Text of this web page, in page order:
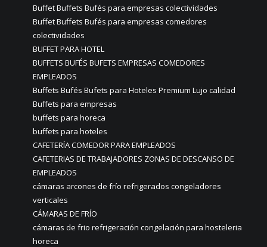
Buffet Buffets Bufés para empresas colectividades
Buffet Buffets Bufés para empresas comedores
colectividades
BUFFET PARA HOTEL
BUFFETS BUFÉS BUFETS EMPRESAS COMEDORES
EMPLEADOS
Buffets Bufés Bufets para Hoteles Premium Lujo calidad
Buffets para empresas
buffets para horeca
buffets para hoteles
CAFETERÍA COMEDOR PARA EMPLEADOS
CAFETERIAS DE TRABAJADORES ZONAS DE DESCANSO DE
EMPLEADOS
cámaras arcones de frío refrigerados congeladores
verticales
CÁMARAS DE FRÍO
cámaras de frio refrigeración congelación para hosteleria
horeca